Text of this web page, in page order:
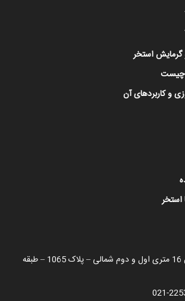
گرمایش استخر
چیست
و کاربردهای آن
استخر
بزرگراه رسالت – بین 16 متری اول و دوم شمالی – پلاک 1065 – طبقه
021-